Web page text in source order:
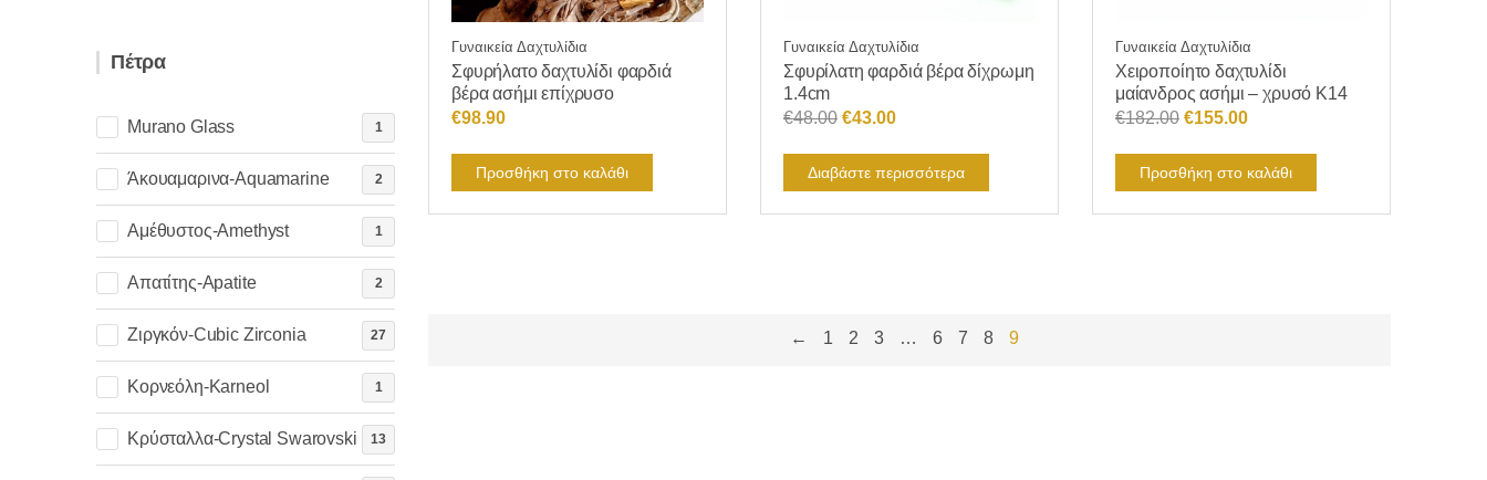
Γυναικεία Δαχτυλίδια
Σφυρήλατο δαχτυλίδι φαρδιά
βέρα ασήμι επίχρυσο
€98.90
Προσθήκη στο καλάθι
Γυναικεία Δαχτυλίδια
Σφυρίλατη φαρδιά βέρα δίχρωμη
1.4cm
€48.00 Original
was:
€48.00.
€43.00Η
τιμή
είναι:
Διαβάστε περισσότερα
Γυναικεία Δαχτυλίδια
Χειροποίητο δαχτυλίδι
μαίανδρος ασήμι – χρυσό Κ14
€182.00 Original
was:
€182.00.
€155.00Η
τιμή
είναι:
Προσθήκη στο καλάθι
← 1 2 3 … 6 7 8 9
Πέτρα
Murano Glass 1
Άκουαμαρινα-Aquamarine 2
Αμέθυστος-Amethyst 1
Απατίτης-Apatite 2
Ζιργκόν-Cubic Zirconia 27
Κορνεόλη-Karneol 1
Κρύσταλλα-Crystal Swarovski 13